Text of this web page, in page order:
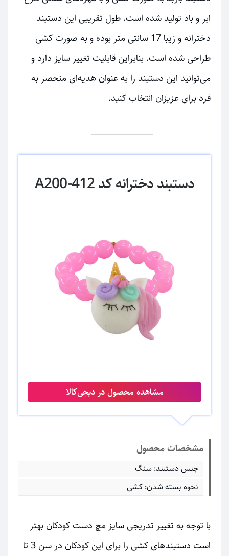
ابر و باد تولید شده است. طول تقریبی این دستبند
دخترانه و زیبا 17 سانتی متر بوده و به صورت کشی
طراحی شده است. بنابراین قابلیت تغییر سایز دارد و
می‌توانید این دستبند را به عنوان هدیه‌ای منحصر به
فرد برای عزیزان انتخاب کنید.
دستبند دخترانه کد A200-412
مشاهده محصول در دیجی‌کالا
مشخصات محصول
جنس دستبند: سنگ
نحوه بسته شدن: کشی
با توجه به تغییر تدریجی سایز مچ دست کودکان بهتر
است دستبندهای کشی را برای این کودکان در سن 3 تا